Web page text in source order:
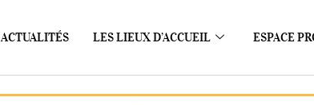
ACTUALITÉS LES LIEUX D’ACCUEIL ESPACE